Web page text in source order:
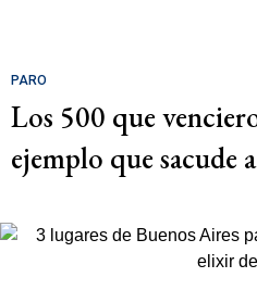
PARO
Los 500 que
ejemplo que sacude